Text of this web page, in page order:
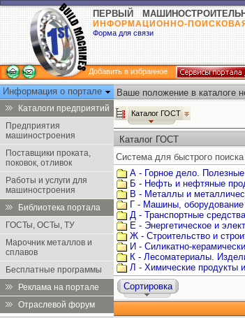
ПЕРВЫЙ
ИНФОРМАЦИОННО-
Форма для связи
Добавить в избранное
Информация о портале
Каталоги предприятий
Предприятия
машиностроения
Поставщики проката,
поковок, отливок
Работы и услуги для
машиностроения
Библиотека портала
ГОСТы, ОСТы, ТУ
Марочник металлов и
сплавов
Бесплатные программы
Реклама на портале
Отраслевой форум
Ваше положение в каталоге
Каталог ГОСТ
Каталог ГОСТ
Система для быстрого
А - Горное дело.
Б - Нефть и нефтяные
В - Металлы и
Г - Машины, оборудование
Д - Транспортные
Е - Энергетическое и
Ж - Строительство и
И - Силикатно-
К - Лесоматериалы.
Л - Химические продукты
Сортировка